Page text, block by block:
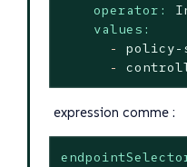
operator:
values:
-
policy-
-
expression comme :